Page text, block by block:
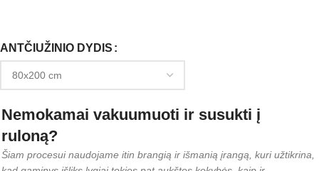
ANTČIUŽINIO DYDIS
Nemokamai vakuumuoti ir susukti į
ruloną?
Šiam procesui naudojame itin brangią ir išmanią įrangą, kuri užtikrina,